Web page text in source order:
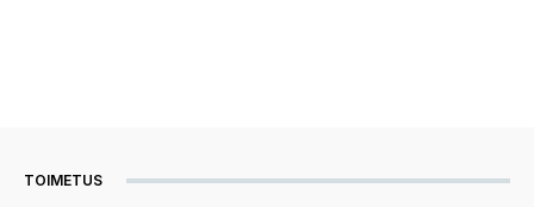
TOIMETUS